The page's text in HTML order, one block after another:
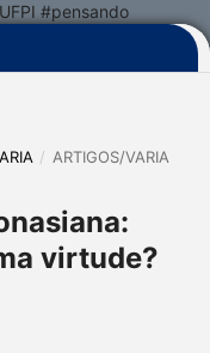
#pensando
/ ARTIGOS/VARIA
virtude?